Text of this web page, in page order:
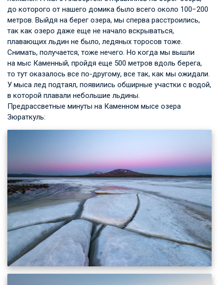
до которого от нашего домика было всего около 100−200
метров. Выйдя на берег озера, мы сперва расстроились,
так как озеро даже еще не начало вскрываться,
плавающих льдин не было, ледяных торосов тоже.
Снимать, получается, тоже нечего. Но когда мы вышли
на мыс Каменный, пройдя еще 500 метров вдоль берега,
то тут оказалось все по-другому, все так, как мы ожидали.
У мыса лед подтаял, появились обширные участки с водой,
в которой плавали небольшие льдины.
Предрассветные минуты на Каменном мысе озера
Зюраткуль: